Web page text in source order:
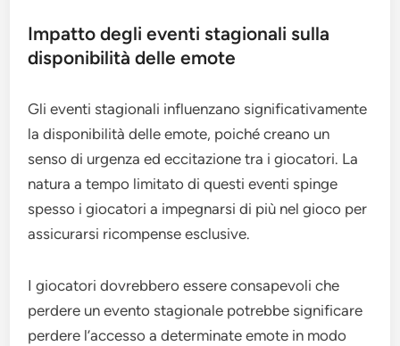
Impatto degli eventi stagionali sulla
disponibilità delle emote
Gli eventi stagionali influenzano significativamente
la disponibilità delle emote, poiché creano un
senso di urgenza ed eccitazione tra i giocatori. La
natura a tempo limitato di questi eventi spinge
spesso i giocatori a impegnarsi di più nel gioco per
assicurarsi ricompense esclusive.
I giocatori dovrebbero essere consapevoli che
perdere un evento stagionale potrebbe significare
perdere l’accesso a determinate emote in modo